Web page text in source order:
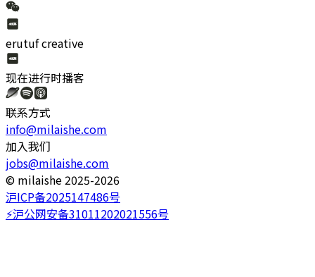
erutuf creative
现在进行时播客
联系方式
info@milaishe.com
加入我们
jobs@milaishe.com
©️ milaishe 2025-2026
沪ICP备2025147486号
⚡️沪公网安备31011202021556号